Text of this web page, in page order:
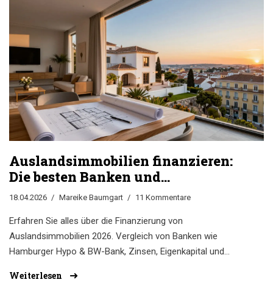
Auslandsimmobilien finanzieren:
Die besten Banken und
Konditionen im Vergleich
18.04.2026 Mareike Baumgart 11 Kommentare
Erfahren Sie alles über die Finanzierung von
Auslandsimmobilien 2026. Vergleich von Banken wie
Hamburger Hypo & BW-Bank, Zinsen, Eigenkapital und
Weiterlesen